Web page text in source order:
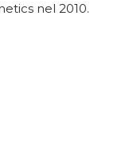
nel 2010.